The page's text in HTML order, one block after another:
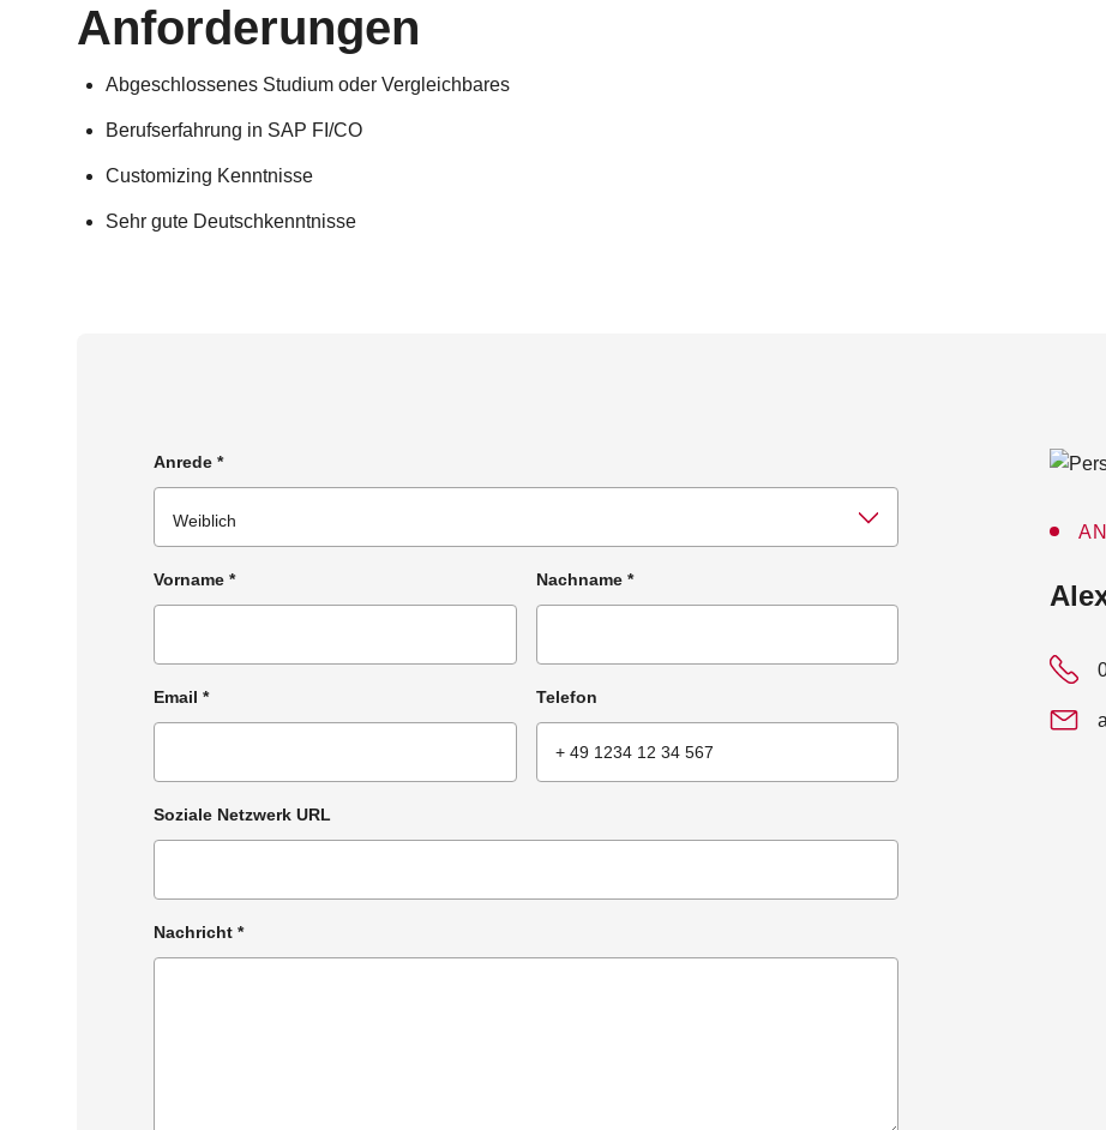
Anforderungen
Abgeschlossenes Studium oder Vergleichbares
Berufserfahrung in SAP FI/CO
Customizing Kenntnisse
Sehr gute Deutschkenntnisse
Anrede *
Vorname * Nachname *
Email * Telefon
Soziale Netzwerk URL
Nachricht *
: